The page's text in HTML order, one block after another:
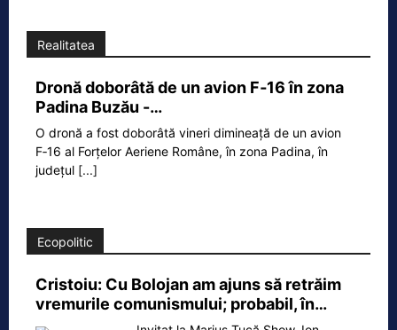
Realitatea
Dronă doborâtă de un avion F‑16 în zona
Padina Buzău -…
O dronă a fost doborâtă vineri dimineață de un avion
F‑16 al Forțelor Aeriene Române, în zona Padina, în
județul [...]
Ecopolitic
Cristoiu: Cu Bolojan am ajuns să retrăim
vremurile comunismului; probabil, în…